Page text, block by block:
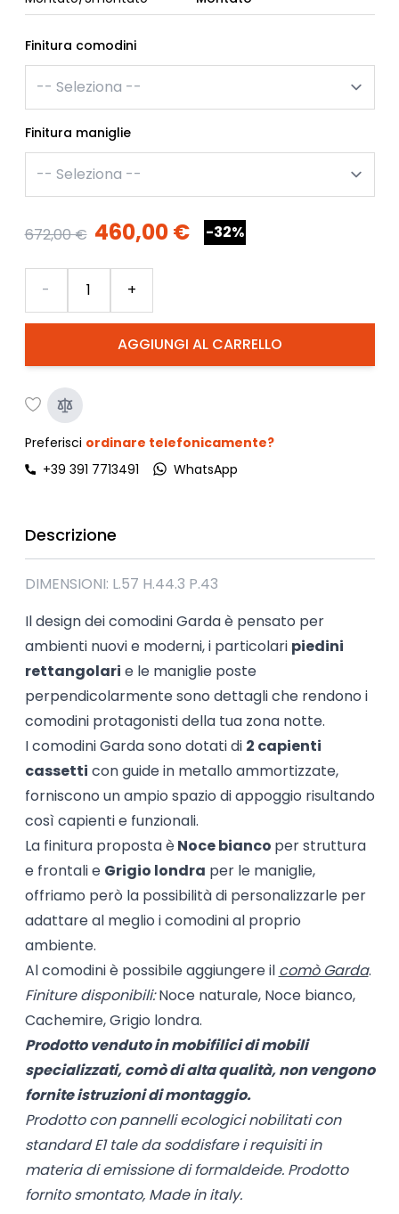
Finitura comodini
Finitura maniglie
672,00 € 460,00 € -32%
AGGIUNGI AL CARRELLO
- +
Preferisci ordinare telefonicamente?
+39 391 7713491
WhatsApp
Descrizione
DIMENSIONI: L.57 H.44.3 P.43
Il design dei comodini Garda è pensato per
ambienti nuovi e moderni, i particolari piedini
rettangolari e le maniglie poste
perpendicolarmente sono dettagli che rendono i
comodini protagonisti della tua zona notte.
I comodini Garda sono dotati di 2 capienti
cassetti con guide in metallo ammortizzate,
forniscono un ampio spazio di appoggio risultando
così capienti e funzionali.
La finitura proposta èNoce bianco per struttura
e frontali e Grigio londra per le maniglie,
offriamo però la possibilità di personalizzarle per
adattare al meglio i comodini al proprio
ambiente.
Al comodini è possibile aggiungere il comò Garda.
Finiture disponibili:Noce naturale, Noce bianco,
Cachemire, Grigio londra.
Prodotto venduto in mobifilici di mobili
specializzati, comò di alta qualità, non vengono
fornite istruzioni di montaggio.
Prodotto con pannelli ecologici nobilitati con
standard E1 tale da soddisfare i requisiti in
materia di emissione di formaldeide. Prodotto
fornito smontato, Made in italy.